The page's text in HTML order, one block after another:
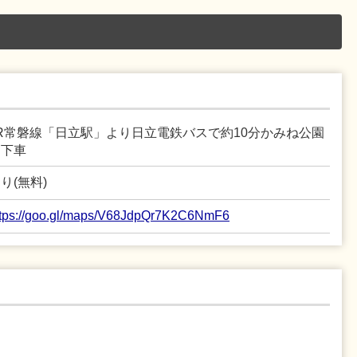
常磐線「日立駅」より日立電鉄バスで約10分かみね公園
車
(無料)
goo.gl/maps/V68JdpQr7K2C6NmF6